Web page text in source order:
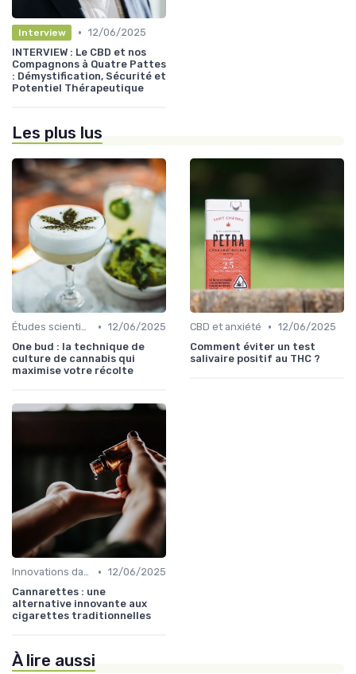
Interview • 12/06/2025
INTERVIEW : Le CBD et nos
Compagnons à Quatre Pattes
: Démystification, Sécurité et
Potentiel Thérapeutique
Les plus lus
Études scientifiques • 12/06/2025
One bud : la technique de
culture de cannabis qui
maximise votre récolte
CBD et anxiété • 12/06/2025
Comment éviter un test
salivaire positif au THC ?
Innovations dans le CBD • 12/06/2025
Cannarettes : une
alternative innovante aux
cigarettes traditionnelles
À lire aussi